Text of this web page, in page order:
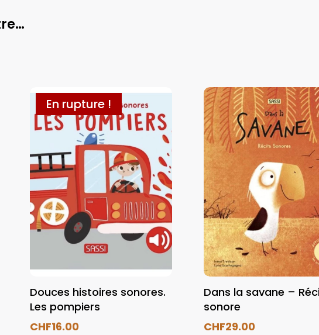
En rupture !
Douces histoires sonores.
Les pompiers
CHF16.00
Dans la savane –
sonore
CHF29.00